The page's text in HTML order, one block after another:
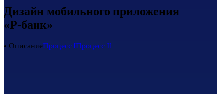
Дизайн мобильного приложения
«Р-банк»
• ОписаниеПроцесс IПроцесс II